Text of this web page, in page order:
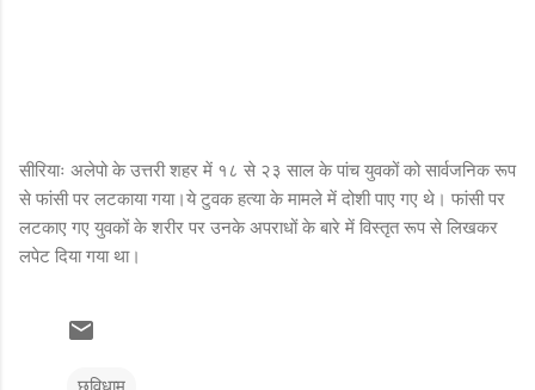
सीरियाः अलेपो के उत्तरी शहर में १८ से २३ साल के पांच युवकों को सार्वजनिक रूप
से फांसी पर लटकाया गया।ये टुवक हत्या के मामले में दोशी पाए गए थे। फांसी पर
लटकाए गए युवकों के शरीर पर उनके अपराधों के बारे में विस्तृत रूप से लिखकर
लपेट दिया गया था।